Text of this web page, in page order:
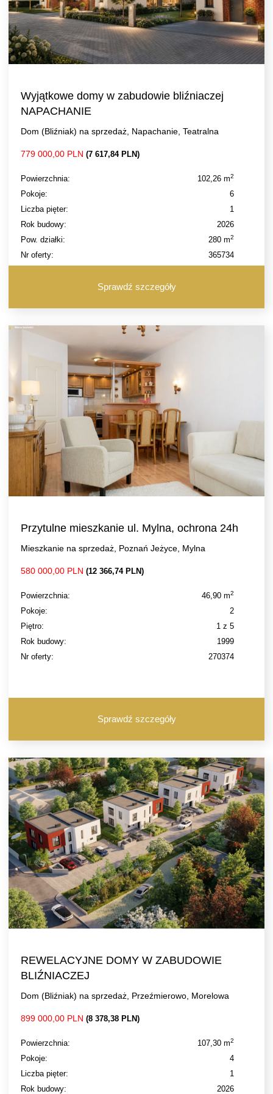
Wyjątkowe domy w zabudowie bliźniaczej
NAPACHANIE
Dom (Bliźniak) na sprzedaż, Napachanie, Teatralna
779 000,00 PLN (7 617,84 PLN)
Powierzchnia: 102,26 m2
Pokoje:
6
Liczba pięter:
1
Rok budowy:
2026
Pow. działki:
280 m2
Nr oferty: 365734
Sprawdź szczegóły
Przytulne mieszkanie ul. Mylna, ochrona 24h
Mieszkanie na sprzedaż, Poznań Jeżyce, Mylna
580 000,00 PLN (12 366,74 PLN)
Powierzchnia: 46,90 m2
Pokoje:
2
Piętro:
1 z 5
Rok budowy:
1999
Nr oferty:
270374
Sprawdź szczegóły
REWELACYJNE DOMY W ZABUDOWIE
BLIŹNIACZEJ
Dom (Bliźniak) na sprzedaż, Przeźmierowo, Morelowa
899 000,00 PLN (8 378,38 PLN)
Powierzchnia: 107,30 m2
Pokoje:
4
Liczba pięter:
1
Rok budowy:
2026